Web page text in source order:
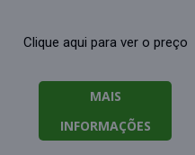
Clique aqui para ver o preço
MAIS
INFORMAÇÕES